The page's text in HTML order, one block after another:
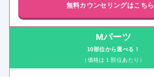
無料カウンセリングはこちら
Mパーツ
10部位から選べる！
（価格は１部位あたり）